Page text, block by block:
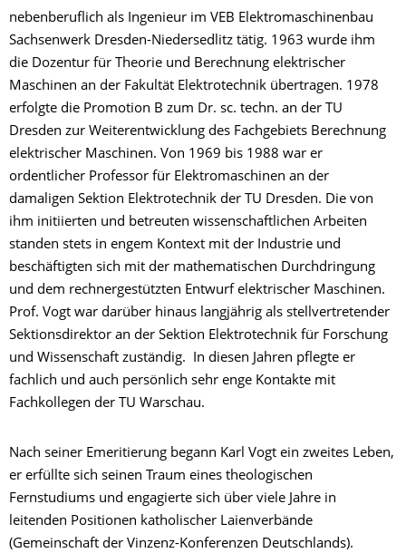
nebenberuflich als Ingenieur im VEB Elektromaschinenbau
Sachsenwerk Dresden-Niedersedlitz tätig. 1963 wurde ihm
die Dozentur für Theorie und Berechnung elektrischer
Maschinen an der Fakultät Elektrotechnik übertragen. 1978
erfolgte die Promotion B zum Dr. sc. techn. an der TU
Dresden zur Weiterentwicklung des Fachgebiets Berechnung
elektrischer Maschinen. Von 1969 bis 1988 war er
ordentlicher Professor für Elektromaschinen an der
damaligen Sektion Elektrotechnik der TU Dresden. Die von
ihm initiierten und betreuten wissenschaftlichen Arbeiten
standen stets in engem Kontext mit der Industrie und
beschäftigten sich mit der mathematischen Durchdringung
und dem rechnergestützten Entwurf elektrischer Maschinen.
Prof. Vogt war darüber hinaus langjährig als stellvertretender
Sektionsdirektor an der Sektion Elektrotechnik für Forschung
und Wissenschaft zuständig. In diesen Jahren pflegte er
fachlich und auch persönlich sehr enge Kontakte mit
Fachkollegen der TU Warschau.
Nach seiner Emeritierung begann Karl Vogt ein zweites Leben,
er erfüllte sich seinen Traum eines theologischen
Fernstudiums und engagierte sich über viele Jahre in
leitenden Positionen katholischer Laienverbände
(Gemeinschaft der Vinzenz-Konferenzen Deutschlands).